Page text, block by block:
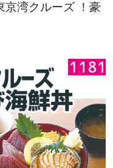
京湾クルーズ ！豪